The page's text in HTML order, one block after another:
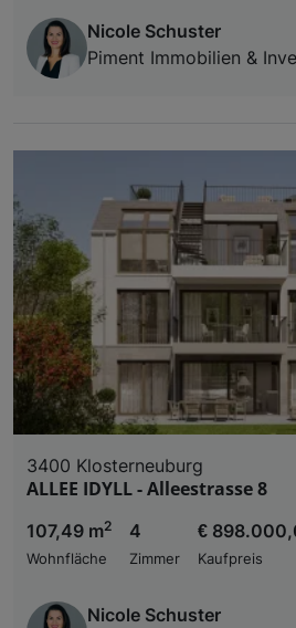
Nicole Schuster
Piment Immobilien &
3400 Klosterneuburg
ALLEE IDYLL - Alleestrasse 8
107,49 m2
Wohnfläche
4
Zimmer
€
Kaufpreis
Nicole Schuster